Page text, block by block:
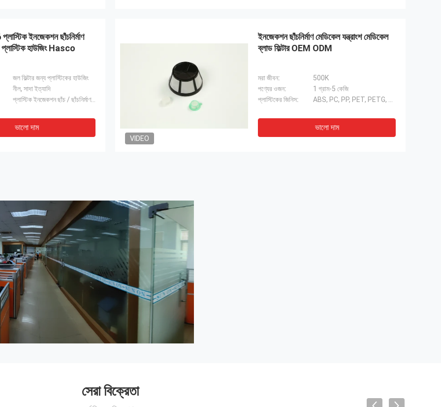
ইনজেকশন ছাঁচনির্মাণ
প্লাস্টিক হাউজিং Hasco
জল ফিল্টার জন্য প্লাস্টিকের হাউজিং
নীল, সাদা ইত্যাদি
প্লাস্টিক ইনজেকশন ছাঁচ / ছাঁচনির্মাণ / প্লাস্টিক যন্ত্রাংশ টুলিং
ভালো দাম
VIDEO
ইনজেকশন ছাঁচনির্মাণ মেডিকেল যন্ত্রাংশ মেডিকেল
ব্লাড ফিল্টার OEM ODM
মরা জীবন:
500K
পণ্যের ওজন:
1 গ্রাম-5 কেজি
প্লাস্টিকের জিনিস:
ABS, PC, PP, PET, PETG, PVC, TPE, TPU ইত্যাদি
ভালো দাম
সেরা বিক্রেতা